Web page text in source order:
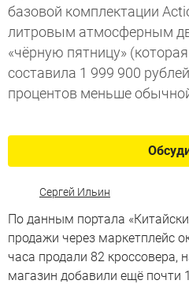
базовой комплектации
литровым атмосферным
«чёрную пятницу»
составила 1 999 900
процентов меньше
Сергей Ильин
По данным портала
продажи через маркетплейс
часа продали 82 кроссовера,
магазин добавили ещё почти